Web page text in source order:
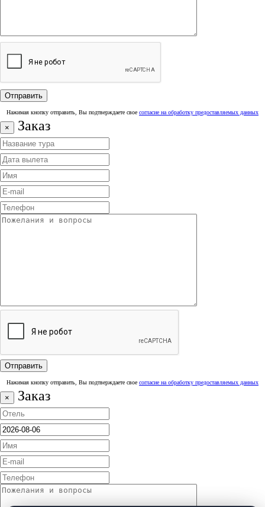
Нажимая кнопку отправить, Вы подтверждаете свое согласие на обработку предоставляемых данных
× Заказ
Нажимая кнопку отправить, Вы подтверждаете свое согласие на обработку предоставляемых данных
× Заказ